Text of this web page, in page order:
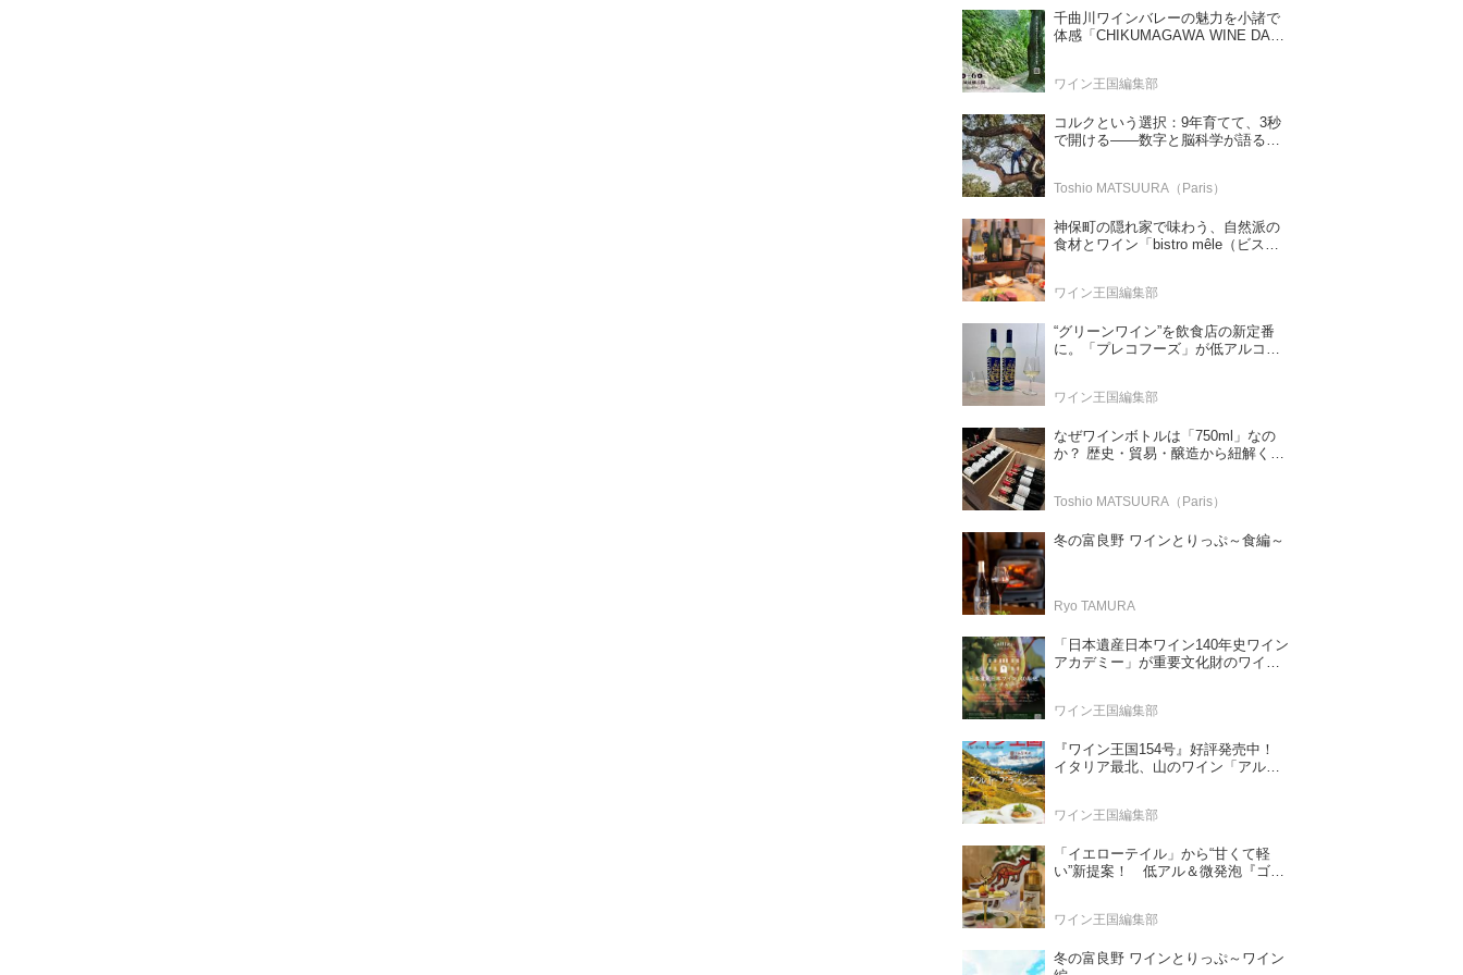
千曲川ワインバレーの魅力を小諸で
体感「CHIKUMAGAWA WINE DAYS
ワイン王国編集部
コルクという選択：9年育てて、3秒
で開ける——数字と脳科学が語る栓
Toshio MATSUURA（Paris）
神保町の隠れ家で味わう、自然派の
食材とワイン「bistro mêle（ビスト
ワイン王国編集部
“グリーンワイン”を飲食店の新定番
に。「プレコフーズ」が低アルコー
ワイン王国編集部
なぜワインボトルは「750ml」なの
か？ 歴史・貿易・醸造から紐解く4
Toshio MATSUURA（Paris）
冬の富良野 ワインとりっぷ～食編～
Ryo TAMURA
「日本遺産日本ワイン140年史ワイン
アカデミー」が重要文化財のワイナ
ワイン王国編集部
『ワイン王国154号』好評発売中！
イタリア最北、山のワイン「アル
特集「この夏の主役！ ナチュラルな
ワイン王国編集部
「イエローテイル」から“甘くて軽
い”新提案！ 低アル＆微発泡『ゴー
ワイン王国編集部
冬の富良野 ワインとりっぷ～ワイン